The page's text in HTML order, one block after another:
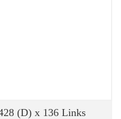
(D) x 136 Links